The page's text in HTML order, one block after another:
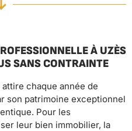
À UZÈS
SANS CONTRAINTE
chaque année de
son patrimoine exceptionnel
Pour les
leur bien immobilier, la